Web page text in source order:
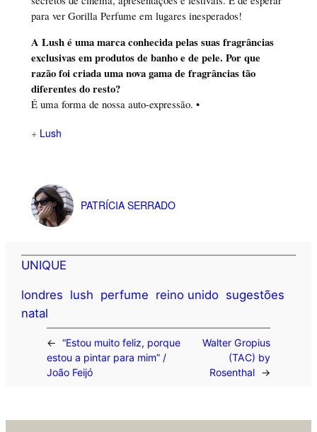
para ver Gorilla Perfume em lugares inesperados!
A Lush é uma marca conhecida pelas suas fragrâncias
exclusivas em produtos de banho e de pele. Por que
razão foi criada uma nova gama de fragrâncias tão
diferentes do resto?
É uma forma de nossa auto-expressão. •
+ Lush
PATRÍCIA SERRADO
UNIQUE
londres lush perfume reino unido sugestões
natal
←
“Estou muito feliz, porque
estou a pintar para mim” /
João Feijó
Walter Gropius
(TAC) by
Rosenthal
→